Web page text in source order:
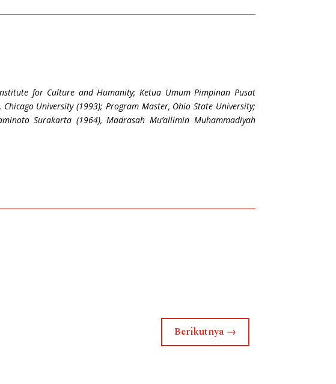
for Culture and Humanity; Ketua Umum Pimpinan Pusat
University (1993); Program Master, Ohio State University;
Surakarta (1964), Madrasah Mu’allimin Muhammadiyah
Berikutnya→